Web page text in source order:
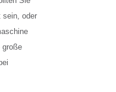
sein, oder
große